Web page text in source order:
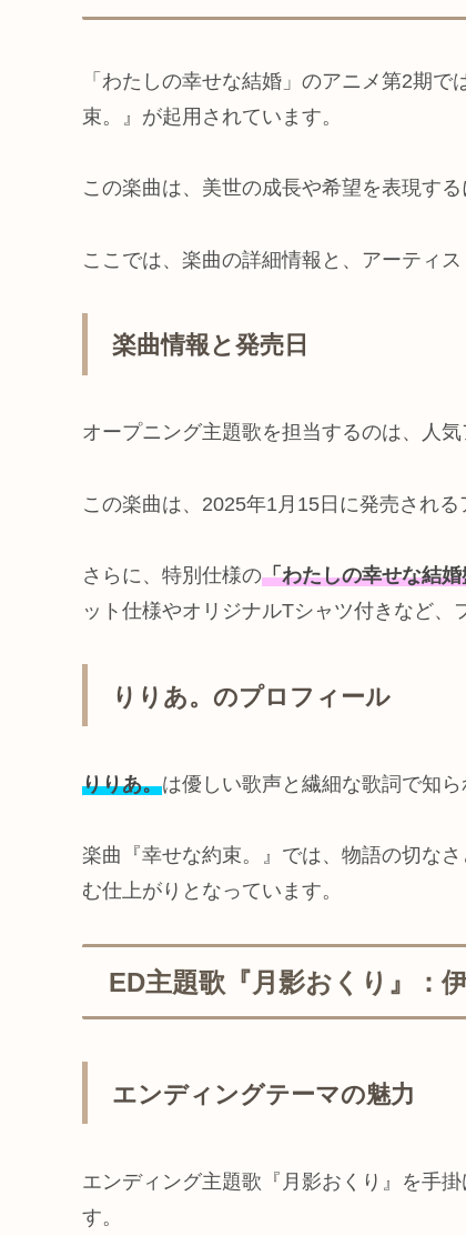
「わたしの幸せな結婚」のアニメ第2期
束。』が起用されています。
この楽曲は、美世の成長や希望を表現す
ここでは、楽曲の詳細情報と、アーティ
楽曲情報と発売日
オープニング主題歌を担当するのは、人
この楽曲は、2025年1月15日に発売され
さらに、特別仕様の「わたしの幸せな結婚
ット仕様やオリジナルTシャツ付きなど、
りりあ。のプロフィール
りりあ。は優しい歌声と繊細な歌詞で知ら
楽曲『幸せな約束。』では、物語の切な
む仕上がりとなっています。
ED主題歌『月影おくり』：
エンディングテーマの魅力
エンディング主題歌『月影おくり』を手
す。